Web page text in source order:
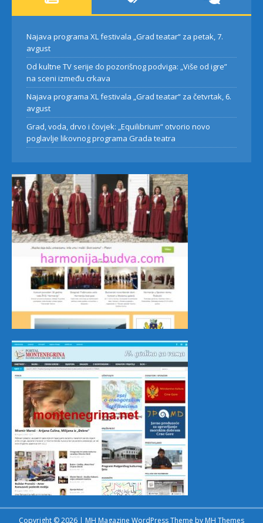
Najava programa XL festivala „Grad teatar“ za petak, 7.
avgust
Od kultne TV serije do pozorišnog podviga: „Više od igre”
na sceni između crkava
Najava programa XL festivala „Grad teatar“ za četvrtak, 6.
avgust
Grad, voda, drvo i čovjek: „Equilibrium“ otvorio novo
poglavlje likovnog programa Grada teatra
Copyright © 2026 | MH Magazine WordPress Theme by MH Themes